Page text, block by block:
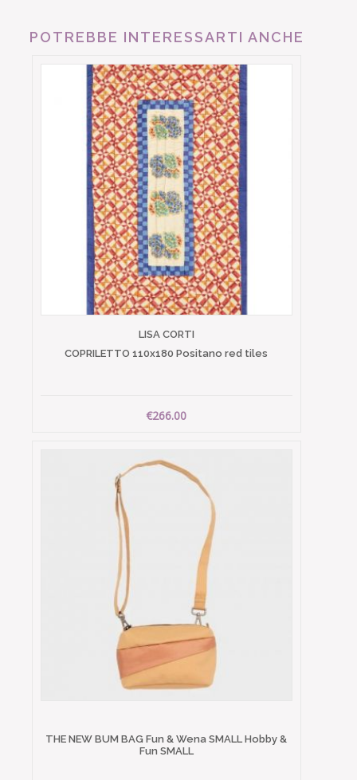
POTREBBE INTERESSARTI ANCHE
LISA CORTI
COPRILETTO 110x180 Positano red tiles
€266.00
THE NEW BUM BAG Fun & Wena SMALL Hobby &
Fun SMALL